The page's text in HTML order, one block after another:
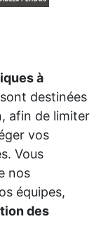
à
destinées
afin de limiter
vos
Vous
nos
équipes,
des